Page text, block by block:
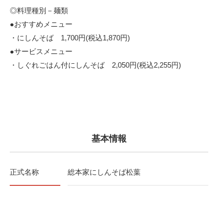
◎料理種別－麺類
●おすすめメニュー
・にしんそば 1,700円(税込1,870円)
●サービスメニュー
・しぐれごはん付にしんそば 2,050円(税込2,255円)
基本情報
正式名称 総本家にしんそば松葉